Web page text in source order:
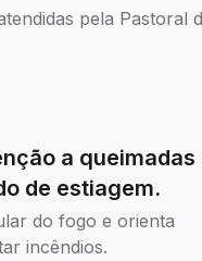
pela Pastoral
a queimadas
de estiagem.
do fogo e orienta
incêndios.